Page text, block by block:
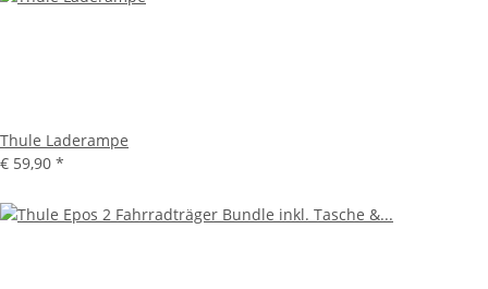
Thule Laderampe
€ 59,90 *